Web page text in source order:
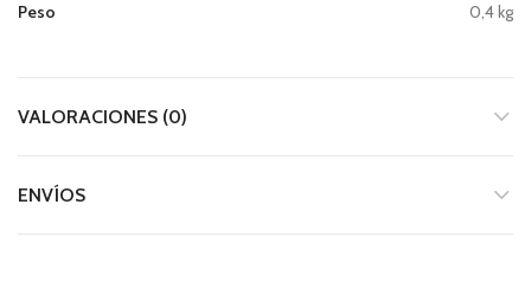
Peso 0,4 kg
VALORACIONES (0)
ENVÍOS